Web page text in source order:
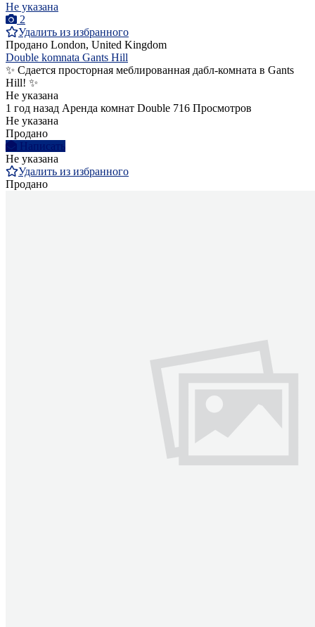
Не указана
2
Удалить из избранного
Продано London, United Kingdom
Double komnata Gants Hill
✨ Сдается просторная меблированная дабл-комната в Gants
Hill! ✨
Не указана
1 год назад Аренда комнат Double 716 Просмотров
Не указана
Продано
Написать
Не указана
Удалить из избранного
Продано